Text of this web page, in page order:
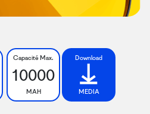
Capacité Max.
10000
MAH
Download
MEDIA